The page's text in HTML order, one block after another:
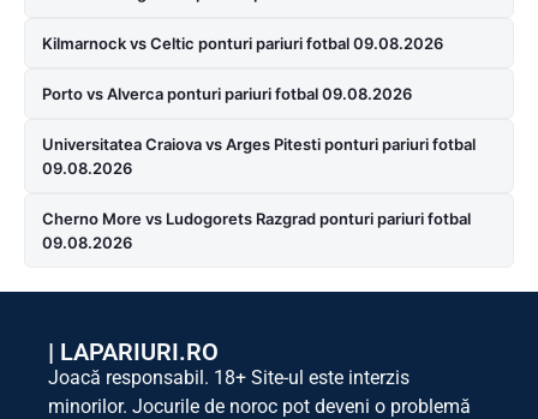
Kilmarnock vs Celtic ponturi pariuri fotbal 09.08.2026
Porto vs Alverca ponturi pariuri fotbal 09.08.2026
Universitatea Craiova vs Arges Pitesti ponturi pariuri fotbal
09.08.2026
Cherno More vs Ludogorets Razgrad ponturi pariuri fotbal
09.08.2026
| LAPARIURI.RO
Joacă responsabil. 18+ Site-ul este interzis
minorilor. Jocurile de noroc pot deveni o problemă